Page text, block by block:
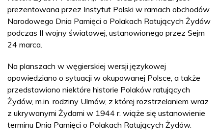
prezentowana przez Instytut Polski w ramach obchodów
Narodowego Dnia Pamięci o Polakach Ratujących Żydów
podczas II wojny światowej, ustanowionego przez Sejm
24 marca.
Na planszach w węgierskiej wersji językowej
opowiedziano o sytuacji w okupowanej Polsce, a także
przedstawiono niektóre historie Polaków ratujących
Żydów, m.in. rodziny Ulmów, z której rozstrzelaniem wraz
z ukrywanymi Żydami w 1944 r. wiąże się ustanowienie
terminu Dnia Pamięci o Polakach Ratujących Żydów.